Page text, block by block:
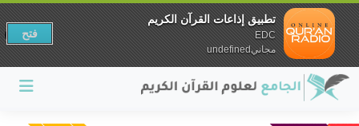
تطبيق إذاعات القرآن الكريم
EDC
مجانيundefined
فتح